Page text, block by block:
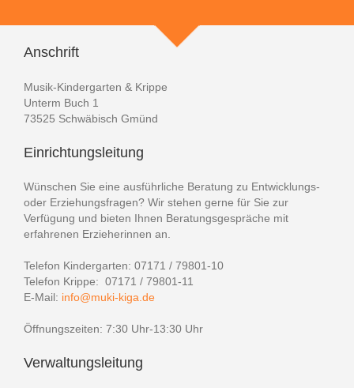
Anschrift
Musik-Kindergarten & Krippe
Unterm Buch 1
73525 Schwäbisch Gmünd
Einrichtungsleitung
Wünschen Sie eine ausführliche Beratung zu Entwicklungs-
oder Erziehungsfragen? Wir stehen gerne für Sie zur
Verfügung und bieten Ihnen Beratungsgespräche mit
erfahrenen Erzieherinnen an.
Telefon Kindergarten: 07171 / 79801-10
Telefon Krippe: 07171 / 79801-11
E-Mail: info@muki-kiga.de
Öffnungszeiten: 7:30 Uhr-13:30 Uhr
Verwaltungsleitung